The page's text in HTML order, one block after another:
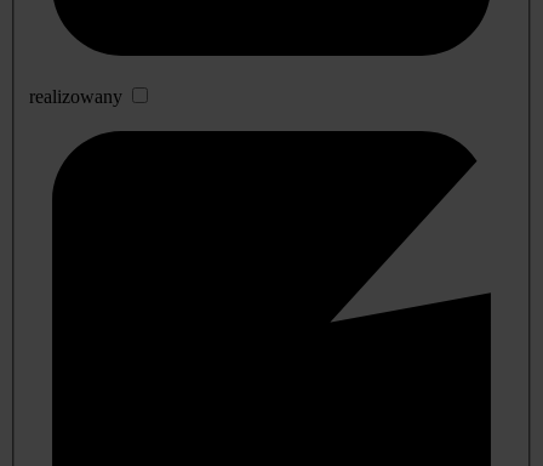
realizowany